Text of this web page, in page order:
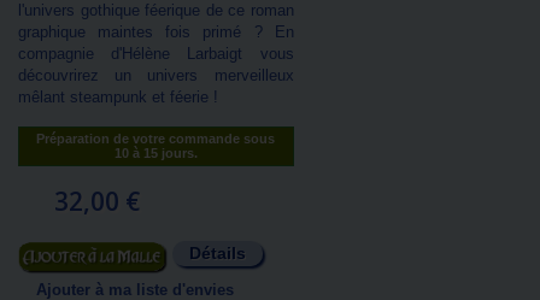
l'univers gothique féerique de ce roman
graphique maintes fois primé ? En
compagnie d'Hélène Larbaigt vous
découvrirez un univers merveilleux
mêlant steampunk et féerie !
Préparation de votre commande sous
10 à 15 jours.
32,00 €
Ajouter au panier Détails
Ajouter à ma liste d'envies